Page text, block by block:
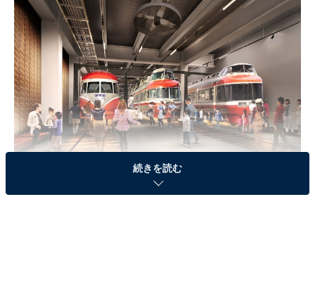
ロマンスカーミュージアムの車両並び（イメージ図）
続きを読む